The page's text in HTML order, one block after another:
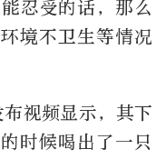
忍受的话，那么
境不卫生等情况
视频显示，其下
时候喝出了一只